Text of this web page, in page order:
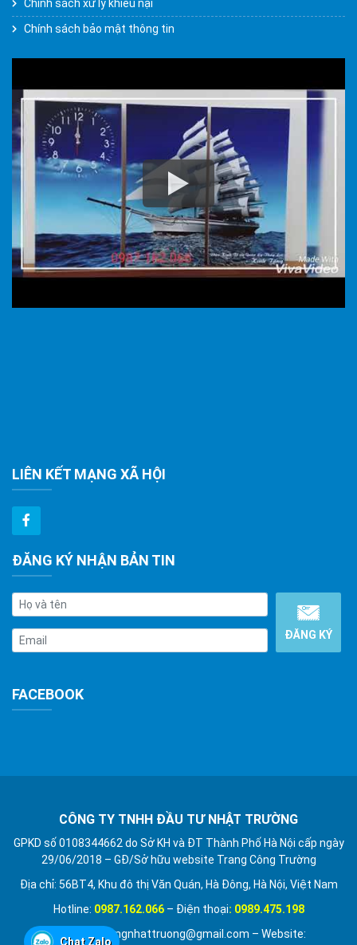
Chính sách xử lý khiếu nại
Chính sách bảo mật thông tin
LIÊN KẾT MẠNG XÃ HỘI
ĐĂNG KÝ NHẬN BẢN TIN
FACEBOOK
CÔNG TY TNHH ĐẦU TƯ NHẬT TRƯỜNG
GPKD số 0108344662 do Sở KH và ĐT Thành Phố Hà Nội cấp ngày
29/06/2018 – GĐ/Sở hữu website Trang Công Trường
Địa chỉ: 56BT4, Khu đô thị Văn Quán, Hà Đông, Hà Nội, Việt Nam
Hotline: 0987.162.066 – Điện thoại: 0989.475.198
Email: quatangnhattruong@gmail.com – Website:
Chat Zalo